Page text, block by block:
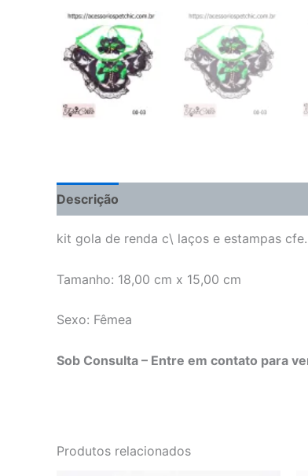
Descrição
kit gola de renda c\ laços e estampas
Tamanho: 18,00 cm x 15,00 cm
Sexo: Fêmea
Sob Consulta – Entre em contato para
Produtos relacionados